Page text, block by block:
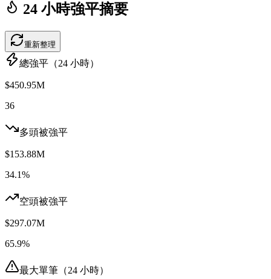
24 小時強平摘要
重新整理
總強平（24 小時）
$450.95M
36
多頭被強平
$153.88M
34.1%
空頭被強平
$297.07M
65.9%
最大單筆（24 小時）